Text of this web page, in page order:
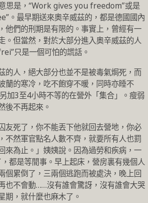
思是，“Work gives you freedom”或是
。最早期送來奧辛威茲的，都是德國國內
他們的刑期是有限的。事實上，曾經有一
。但當然，對於大部分進入奧辛威茲的人
只是一個可怕的謊話。
的人，絕大部分也並不是被毒氣焗死，而
蘭的寒冷，吃不飽穿不暖，同時亦睡不
加3至4小時不等的在營外「集合」。瘦弱
後不再起來。
友死了，你不能丟下他就回去營地，你必
不然軍官點名人數不齊，就要所有人也罰
來為止。」姨姨說。因為過勞和疾病，一
都是等閒事。早上起床，營房裏有幾個人
個累倒了，三兩個逃跑而被處決，晚上回
也不會動……沒有誰會驚訝，沒有誰會大哭
期，就什麼也麻木了。